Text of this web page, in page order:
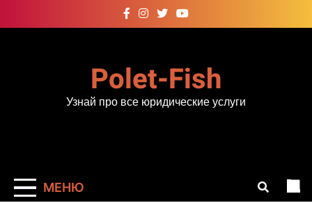
к
Polet-Fish
Узнай про все юридические услуги
МЕНЮ